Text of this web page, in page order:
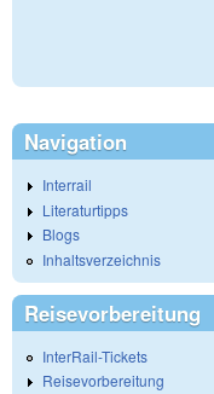
Navigation
Interrail
Literaturtipps
Blogs
Inhaltsverzeichnis
Reisevorbereitung
InterRail-Tickets
Reisevorbereitung